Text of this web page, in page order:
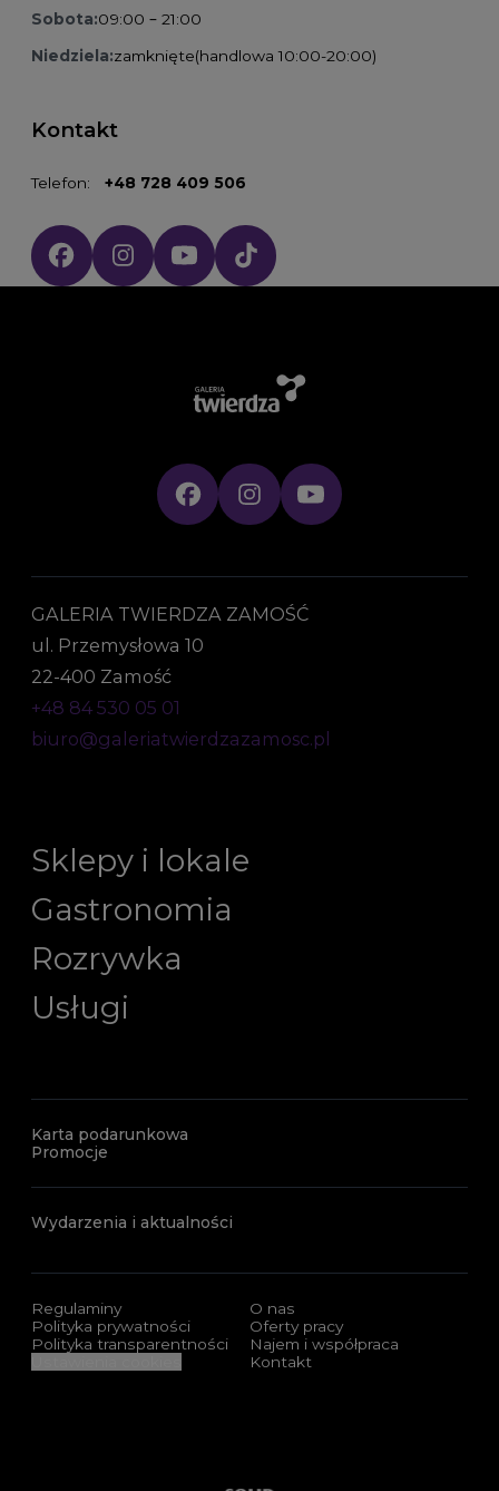
Sobota:09:00 – 21:00
Niedziela:zamknięte(handlowa 10:00-20:00)
Kontakt
Telefon: +48 728 409 506
Social media:
GALERIA TWIERDZA ZAMOŚĆ
ul. Przemysłowa 10
22-400 Zamość
+48 84 530 05 01
biuro@galeriatwierdzazamosc.pl
Sklepy i lokale
Gastronomia
Rozrywka
Usługi
Karta podarunkowa
Promocje
Wydarzenia i aktualności
Regulaminy
Polityka prywatności
Polityka transparentności
O nas
Oferty pracy
Najem i współpraca
Kontakt